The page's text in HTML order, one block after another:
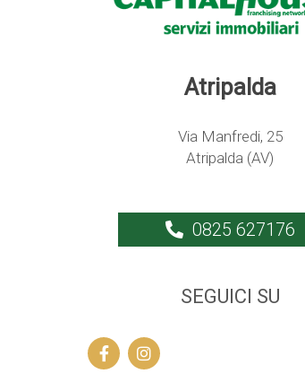
Atripalda
Via Manfredi, 25
Atripalda (AV)
0825 627176
SEGUICI SU